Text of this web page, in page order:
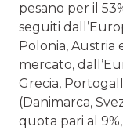
pesano per il
seguiti
Polonia, Austria
mercato,
Grecia,
(Danimarca,
quota pari al